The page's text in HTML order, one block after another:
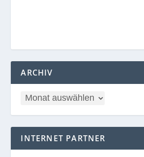
ARCHIV
INTERNET PARTNER